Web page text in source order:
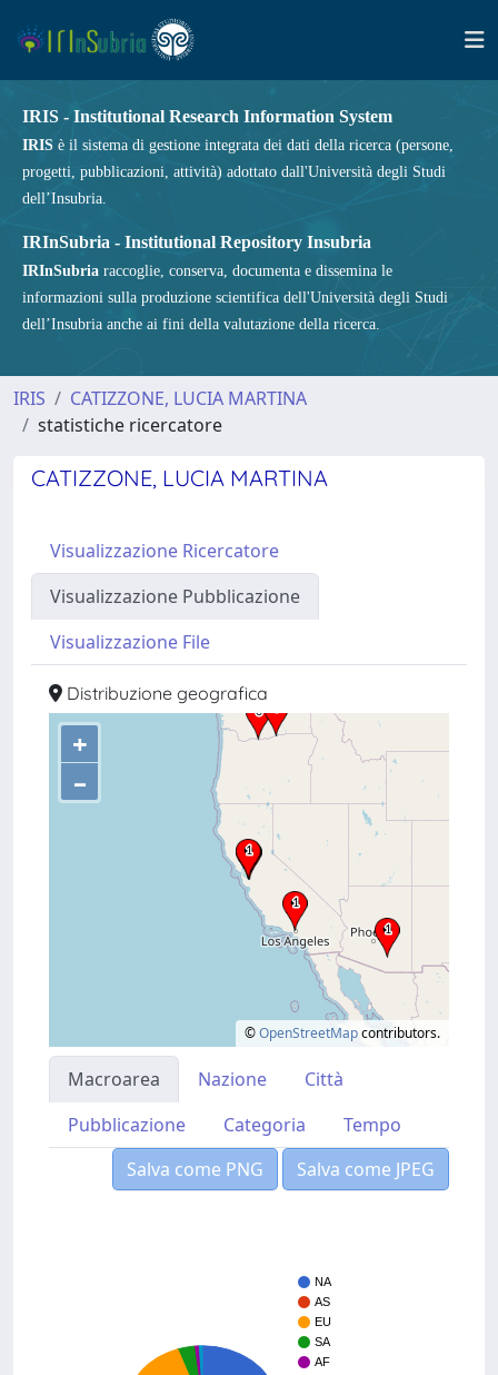
IRIS - Institutional Research Information System
IRIS è il sistema di gestione integrata dei dati della ricerca (persone,
progetti, pubblicazioni, attività) adottato dall'Università degli Studi
dell’Insubria.
IRInSubria - Institutional Repository Insubria
IRInSubria raccoglie, conserva, documenta e dissemina le
informazioni sulla produzione scientifica dell'Università degli Studi
dell’Insubria anche ai fini della valutazione della ricerca.
IRIS
CATIZZONE, LUCIA MARTINA
statistiche ricercatore
CATIZZONE, LUCIA MARTINA
Visualizzazione Ricercatore
Visualizzazione Pubblicazione
Visualizzazione File
Distribuzione geografica
+
–
©OpenStreetMapcontributors.
Macroarea Nazione
Città
Pubblicazione
Categoria
Tempo
Salva come PNG
Salva come JPEG
NA
AS
EU
SA
AF